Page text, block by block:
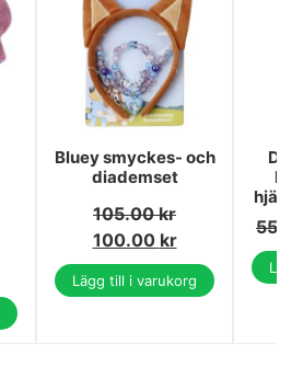
Bluey smyckes- och
diademset
105.00kr
100.00 kr
Lägg till i varukorg